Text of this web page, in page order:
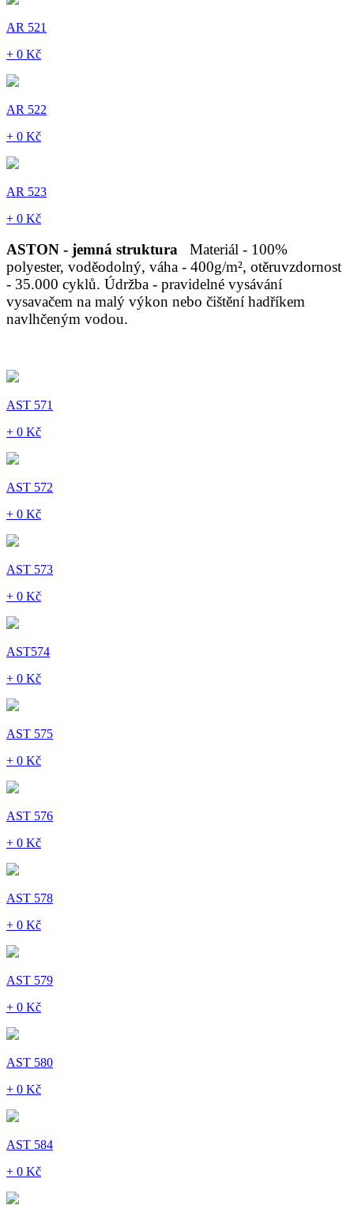
AR 521
+ 0 Kč
AR 522
+ 0 Kč
AR 523
+ 0 Kč
ASTON - jemná struktura
Materiál - 100%
polyester, voděodolný, váha - 400g/m², otěruvzdornost
- 35.000 cyklů. Údržba - pravidelné vysávání
vysavačem na malý výkon nebo čištění hadříkem
navlhčeným vodou.
AST 571
+ 0 Kč
AST 572
+ 0 Kč
AST 573
+ 0 Kč
AST574
+ 0 Kč
AST 575
+ 0 Kč
AST 576
+ 0 Kč
AST 578
+ 0 Kč
AST 579
+ 0 Kč
AST 580
+ 0 Kč
AST 584
+ 0 Kč